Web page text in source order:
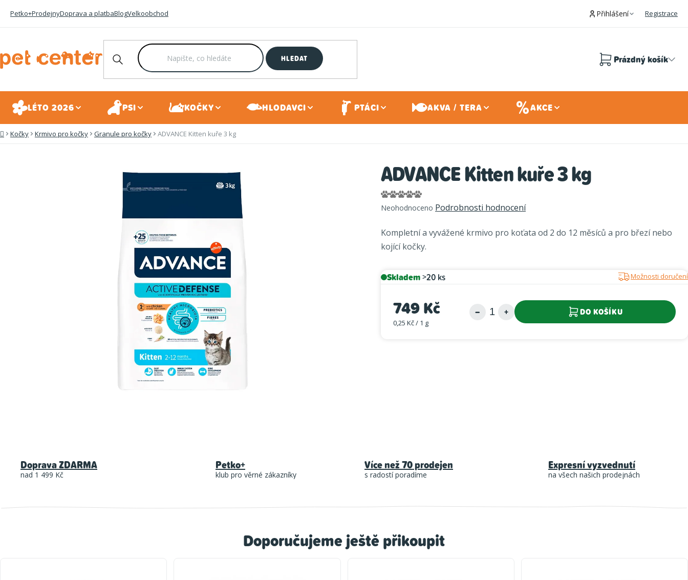
Petko+ProdejnyDoprava a platbaBlogVelkoobchod Přihlášení Registrace
HLEDAT Prázdný košík
LÉTO 2026 PSI KOČKY HLODAVCI PTÁCI AKVA / TERA AKCE
DomůKočky Krmivo pro kočky Granule pro kočky ADVANCE Kitten kuře 3 kg
ADVANCE Kitten kuře 3 kg
Průměrné
hodnocení
je
0,0
5
Neohodnoceno Podrobnosti hodnocení
Kompletní a vyvážené krmivo pro koťata od 2 do 12 měsíců a pro březí nebo
kojící kočky.
Skladem>20 ks Možnosti doručení
749 Kč
Měrná cena:
0,25 Kč / 1 g
DO KOŠÍKU
Doporučujeme ještě přikoupit
Doprava ZDARMA
nad 1 499 Kč
Petko+
klub pro věrné zákazníky
Více než 70 prodejen
s radostí poradíme
Expresní vyzvednutí
na všech našich prodejnách